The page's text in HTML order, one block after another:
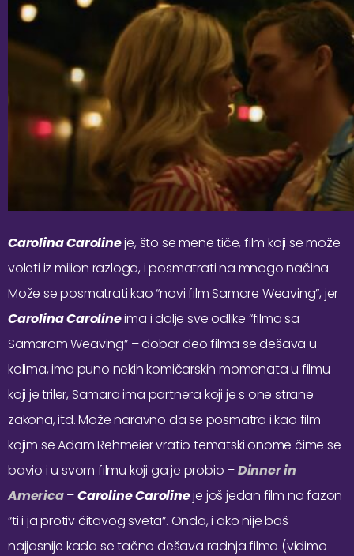
Carolina Carolineje, što se mene tiče, film koji se može
voleti iz milion razloga, i posmatrati na mnogo načina.
Može se posmatrati kao “novi film Samare Weaving”, jer
Carolina Carolineima i dalje sve odlike “filma sa
Samarom Weaving” – dobar deo filma se dešava u
kolima, ima puno nekih komičarskih momenata u filmu
koji je triler, Samara ima partnera koji je s one strane
zakona, itd. Može naravno da se posmatra i kao film
kojim se Adam Rehmeier vratio tematski onome čime se
bavio i u svom filmu koji ga je probio –Dinner in
America–Caroline Carolineje još jedan film na fazon
“ti i ja protiv čitavog sveta”. Onda, i ako nije baš
najjasnije kada se tačno dešava radnja filma (vidimo